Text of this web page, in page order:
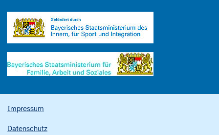
Impressum
Datenschutz